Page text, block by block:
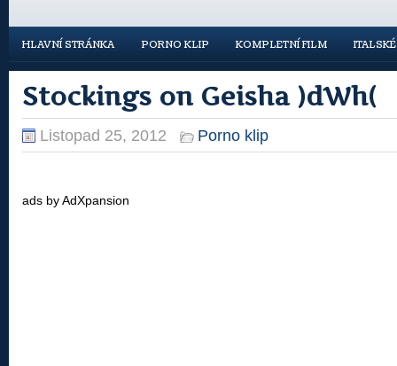
HLAVNÍ STRÁNKA PORNO KLIP KOMPLETNÍ FILM
Stockings on Geisha )dWh(
Listopad 25, 2012 Porno klip
ads by AdXpansion